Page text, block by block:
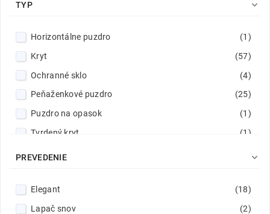
TYP 
Horizontálne puzdro
(1)
Kryt
(57)
Ochranné sklo
(4)
Peňaženkové puzdro
(25)
Puzdro na opasok
(1)
Tvrdený kryt
(1)
PREVEDENIE 
Elegant
(18)
Lapač snov
(2)